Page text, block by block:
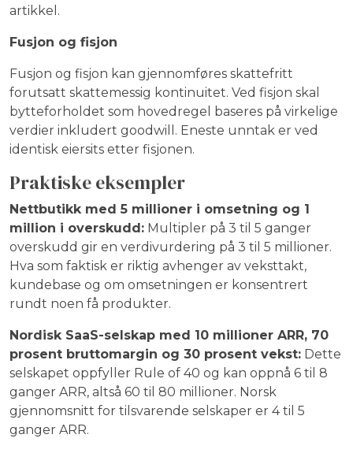
artikkel.
Fusjon og fisjon
Fusjon og fisjon kan gjennomføres skattefritt
forutsatt skattemessig kontinuitet. Ved fisjon skal
bytteforholdet som hovedregel baseres på virkelige
verdier inkludert goodwill. Eneste unntak er ved
identisk eiersits etter fisjonen.
Praktiske eksempler
Nettbutikk med 5 millioner i omsetning og 1
million i overskudd: Multipler på 3 til 5 ganger
overskudd gir en verdivurdering på 3 til 5 millioner.
Hva som faktisk er riktig avhenger av veksttakt,
kundebase og om omsetningen er konsentrert
rundt noen få produkter.
Nordisk SaaS-selskap med 10 millioner ARR, 70
prosent bruttomargin og 30 prosent vekst: Dette
selskapet oppfyller Rule of 40 og kan oppnå 6 til 8
ganger ARR, altså 60 til 80 millioner. Norsk
gjennomsnitt for tilsvarende selskaper er 4 til 5
ganger ARR.